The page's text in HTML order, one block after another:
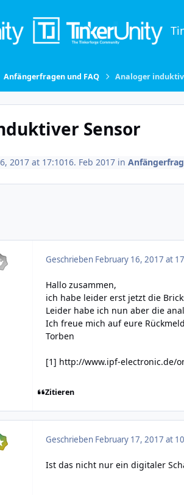
Anfängerfragen und FAQ Analoger
Sensor
2017 at 17:1016. Feb 2017in
Geschrieben February 16, 2017 at
Hallo zusammen,
ich habe leider erst jetzt die
Leider habe ich nun aber die
Ich freue mich auf eure
Torben
[1] http://www.ipf-electronic.de/
Zitieren
Geschrieben February 17, 2017 at
Ist das nicht nur ein digitaler